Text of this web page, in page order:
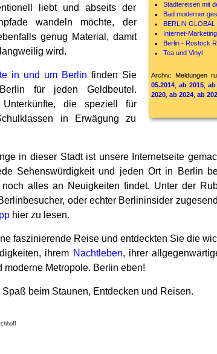
Städtereisen mit
Bad moderner
BERLIN
Internet-
Berlin - Rostock
Tea und Vinyl
Archiv: Meldungen
05.2014, ab 2015, ab
2020, ab 2024, ab
liebt und abseits der
wandeln möchte, der
genug Material, damit
wird.
in und um Berlin finden Sie
für jeden Geldbeutel.
die speziell für
in Erwägung zu
in dieser Stadt ist unsere Internetseite
Sehenswürdigkeit und jeden Ort in Berlin
alles an Neuigkeiten findet. Unter der
oder echter Berlininsider
hier zu lesen.
faszinierende Reise und entdeckten Sie die
ihrem Nachtleben, ihrer
Metropole. Berlin eben!
beim Staunen, Entdecken und Reisen.